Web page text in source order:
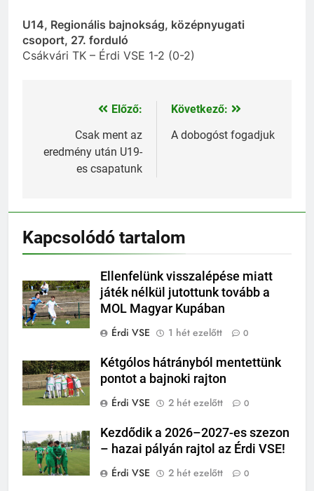
U14, Regionális bajnokság, középnyugati
csoport, 27. forduló
Csákvári TK – Érdi VSE 1-2 (0-2)
Bejegyzés
navigáció
Előző:
Csak ment az
eredmény után U19-
es csapatunk
Következő:
A dobogóst fogadjuk
Kapcsolódó tartalom
Ellenfelünk visszalépése miatt
játék nélkül jutottunk tovább a
MOL Magyar Kupában
Érdi VSE
1 hét ezelőtt 0
Kétgólos hátrányból mentettünk
pontot a bajnoki rajton
Érdi VSE
2 hét ezelőtt 0
Kezdődik a 2026–2027-es szezon
– hazai pályán rajtol az Érdi VSE!
Érdi VSE
2 hét ezelőtt 0